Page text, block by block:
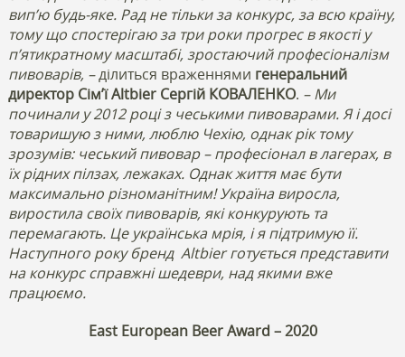
вип’ю будь-яке. Рад не тільки за конкурс, за всю країну,
тому що спостерігаю за три роки прогрес в якості у
п’ятикратному масштабі, зростаючий професіоналізм
пивоварів, –ділиться враженнями генеральний
директор Сім’ї Altbier Сергій КОВАЛЕНКО. – Ми
починали у 2012 році з чеськими пивоварами. Я і досі
товаришую з ними, люблю Чехію, однак рік тому
зрозумів: чеський пивовар – професіонал в лагерах, в
їх рідних пілзах, лежаках. Однак життя має бути
максимально різноманітним! Україна виросла,
виростила своїх пивоварів, які конкурують та
перемагають. Це українська мрія, і я підтримую її.
Наступного року бренд Altbier готується представити
на конкурс справжні шедеври, над якими вже
працюємо.
East European Beer Award – 2020